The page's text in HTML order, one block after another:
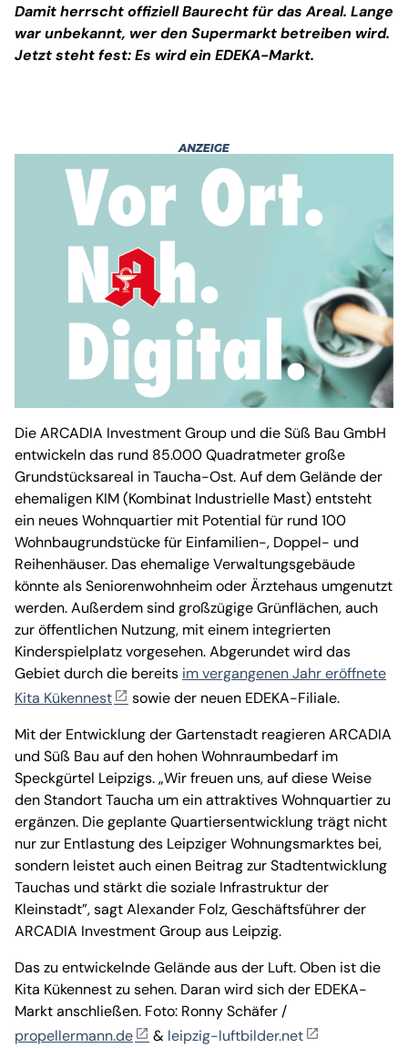
Damit herrscht offiziell Baurecht für das Areal. Lange
war unbekannt, wer den Supermarkt betreiben wird.
Jetzt steht fest: Es wird ein EDEKA-Markt.
Die ARCADIA Investment Group und die Süß Bau GmbH
entwickeln das rund 85.000 Quadratmeter große
Grundstücksareal in Taucha-Ost. Auf dem Gelände der
ehemaligen KIM (Kombinat Industrielle Mast) entsteht
ein neues Wohnquartier mit Potential für rund 100
Wohnbaugrundstücke für Einfamilien-, Doppel- und
Reihenhäuser. Das ehemalige Verwaltungsgebäude
könnte als Seniorenwohnheim oder Ärztehaus umgenutzt
werden. Außerdem sind großzügige Grünflächen, auch
zur öffentlichen Nutzung, mit einem integrierten
Kinderspielplatz vorgesehen. Abgerundet wird das
Gebiet durch die bereits im vergangenen Jahr eröffnete
Kita Kükennest
sowie der neuen EDEKA-Filiale.
Mit der Entwicklung der Gartenstadt reagieren ARCADIA
und Süß Bau auf den hohen Wohnraumbedarf im
Speckgürtel Leipzigs. „Wir freuen uns, auf diese Weise
den Standort Taucha um ein attraktives Wohnquartier zu
ergänzen. Die geplante Quartiersentwicklung trägt nicht
nur zur Entlastung des Leipziger Wohnungsmarktes bei,
sondern leistet auch einen Beitrag zur Stadtentwicklung
Tauchas und stärkt die soziale Infrastruktur der
Kleinstadt”, sagt Alexander Folz, Geschäftsführer der
ARCADIA Investment Group aus Leipzig.
Das zu entwickelnde Gelände aus der Luft. Oben ist die
Kita Kükennest zu sehen. Daran wird sich der EDEKA-
Markt anschließen. Foto: Ronny Schäfer /
propellermann.de
& leipzig-luftbilder.net